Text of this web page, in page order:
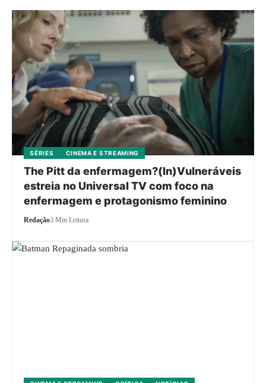
SÉRIES CINEMA E STREAMING
The Pitt da enfermagem?(In)Vulneráveis
estreia no Universal TV com foco na
enfermagem e protagonismo feminino
Redação3 Min Leitura